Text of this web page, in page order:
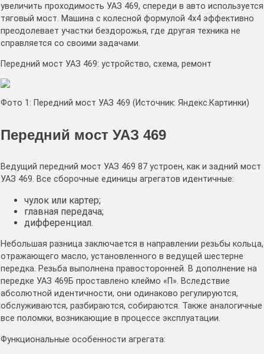
увеличить проходимость УАЗ 469, спереди в авто используется
тяговый мост. Машина с колесной формулой 4х4 эффективно
преодолевает участки бездорожья, где другая техника не
справляется со своими задачами.
Передний мост УАЗ 469: устройство, схема, ремонт
Фото 1: Передний мост УАЗ 469 (Источник: Яндекс.Картинки)
Передний мост УАЗ 469
Ведущий передний мост УАЗ 469 87 устроен, как и задний мост
УАЗ 469. Все сборочные единицы агрегатов идентичные:
чулок или картер;
главная передача;
дифференциал.
Небольшая разница заключается в направлении резьбы кольца,
отражающего масло, установленного в ведущей шестерне
передка. Резьба выполнена правосторонней. В дополнение на
передке УАЗ 469Б проставлено клеймо «П». Вследствие
абсолютной идентичности, они одинаково регулируются,
обслуживаются, разбираются, собираются. Также аналогичные
все поломки, возникающие в процессе эксплуатации.
Функциональные особенности агрегата: